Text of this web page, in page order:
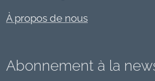
À propos de nous
Abonnement à la